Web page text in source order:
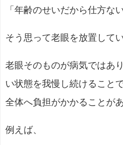
「年齢のせいだから仕方ない
そう思って老眼を放置して
老眼そのものが病気ではあ
い状態を我慢し続けること
全体へ負担がかかることが
例えば、